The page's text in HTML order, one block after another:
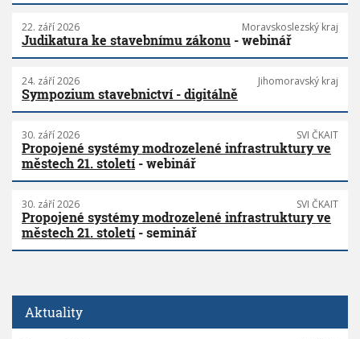
22. září 2026 Moravskoslezský kraj
Judikatura ke stavebnímu zákonu - webinář
24. září 2026 Jihomoravský kraj
Sympozium stavebnictví - digitálně
30. září 2026 SVI ČKAIT
Propojené systémy modrozelené infrastruktury ve
městech 21. století- webinář
30. září 2026 SVI ČKAIT
Propojené systémy modrozelené infrastruktury ve
městech 21. století- seminář
Aktuality